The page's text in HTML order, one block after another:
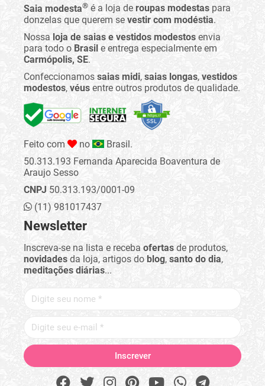
Saia modesta® é a loja de roupas modestas para
donzelas que querem se vestir com modéstia.
Nossa loja de saias e vestidos modestos envia
para todo o Brasil e entrega especialmente em
Carmópolis, SE.
Confeccionamos saias midi, saias longas, vestidos
modestos, véus entre outros produtos de qualidade.
Feito com no
Brasil.
50.313.193 Fernanda Aparecida Boaventura de
Araujo Sesso
CNPJ 50.313.193/0001-09
(11) 981017437
Newsletter
Inscreva-se na lista e receba ofertas de produtos,
novidades da loja, artigos do blog, santo do dia,
meditações diárias...